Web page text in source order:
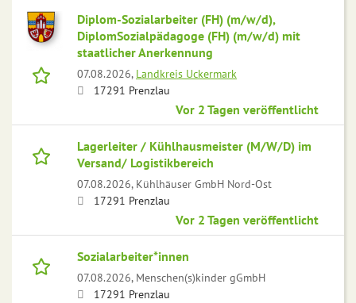
Diplom-Sozialarbeiter (FH) (m/w/d),
DiplomSozialpädagoge (FH) (m/w/d) mit
staatlicher Anerkennung
07.08.2026, Landkreis Uckermark
17291 Prenzlau
Vor 2 Tagen veröffentlicht
Lagerleiter / Kühlhausmeister (M/W/D) im
Versand/ Logistikbereich
07.08.2026, Kühlhäuser GmbH Nord-Ost
17291 Prenzlau
Vor 2 Tagen veröffentlicht
Sozialarbeiter*innen
07.08.2026, Menschen(s)kinder gGmbH
17291 Prenzlau